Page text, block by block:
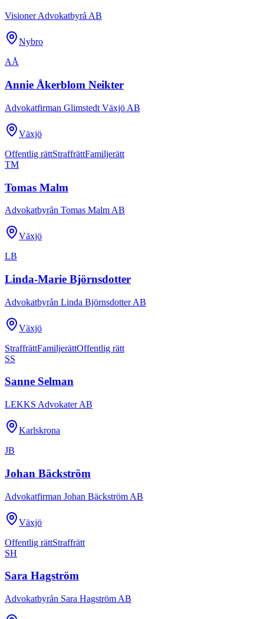
Visioner Advokatbyrå AB
Nybro
AÅ
Annie Åkerblom Neikter
Advokatfirman Glimstedt Växjö AB
Växjö
Offentlig rättStraffrättFamiljerätt
TM
Tomas Malm
Advokatbyrån Tomas Malm AB
Växjö
LB
Linda-Marie Björnsdotter
Advokatbyrån Linda Björnsdotter AB
Växjö
StraffrättFamiljerättOffentlig rätt
SS
Sanne Selman
LEKKS Advokater AB
Karlskrona
JB
Johan Bäckström
Advokatfirman Johan Bäckström AB
Växjö
Offentlig rättStraffrätt
SH
Sara Hagström
Advokatbyrån Sara Hagström AB